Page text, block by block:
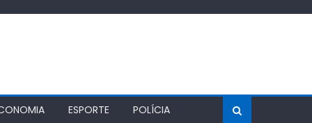
ESPORTE POLÍCIA